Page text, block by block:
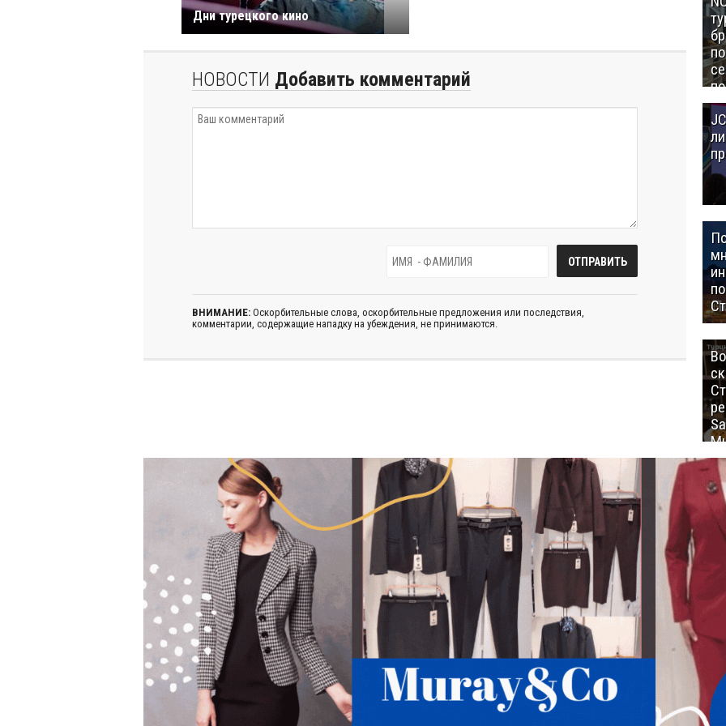
Дни турецкого кино
НОВОСТИ Добавить комментарий
ВНИМАНИЕ: Оскорбительные слова, оскорбительные предложения или последствия,
комментарии, содержащие нападку на убеждения, не принимаются.